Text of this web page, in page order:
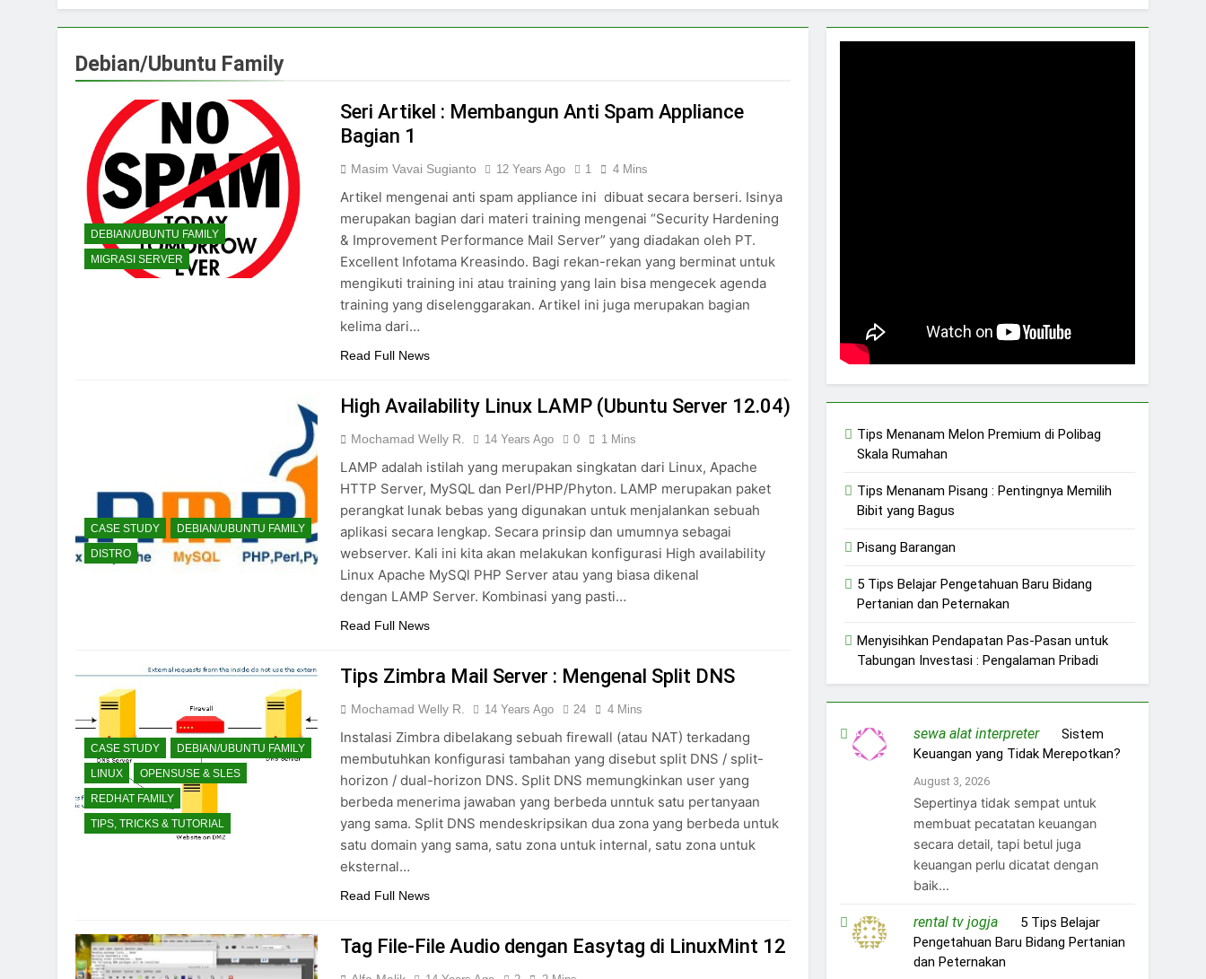
Debian/Ubuntu Family
DEBIAN/UBUNTU FAMILY
MIGRASI SERVER
Seri Artikel : Membangun Anti Spam Appliance
Bagian 1
Masim Vavai Sugianto 12 Years Ago 1 4 Mins
Artikel mengenai anti spam appliance ini dibuat secara berseri. Isinya
merupakan bagian dari materi training mengenai “Security Hardening
& Improvement Performance Mail Server” yang diadakan oleh PT.
Excellent Infotama Kreasindo. Bagi rekan-rekan yang berminat untuk
mengikuti training ini atau training yang lain bisa mengecek agenda
training yang diselenggarakan. Artikel ini juga merupakan bagian
kelima dari…
Read Full News
CASE STUDY
DEBIAN/UBUNTU FAMILY
DISTRO
High Availability Linux LAMP (Ubuntu Server 12.04)
Mochamad Welly R. 14 Years Ago 0 1 Mins
LAMP adalah istilah yang merupakan singkatan dari Linux, Apache
HTTP Server, MySQL dan Perl/PHP/Phyton. LAMP merupakan paket
perangkat lunak bebas yang digunakan untuk menjalankan sebuah
aplikasi secara lengkap. Secara prinsip dan umumnya sebagai
webserver. Kali ini kita akan melakukan konfigurasi High availability
Linux Apache MySQl PHP Server atau yang biasa dikenal
dengan LAMP Server. Kombinasi yang pasti…
Read Full News
CASE STUDY
DEBIAN/UBUNTU FAMILY
LINUX
OPENSUSE & SLES
REDHAT FAMILY
TIPS, TRICKS & TUTORIAL
Tips Zimbra Mail Server : Mengenal Split DNS
Mochamad Welly R. 14 Years Ago 24 4 Mins
Instalasi Zimbra dibelakang sebuah firewall (atau NAT) terkadang
membutuhkan konfigurasi tambahan yang disebut split DNS / split-
horizon / dual-horizon DNS. Split DNS memungkinkan user yang
berbeda menerima jawaban yang berbeda unntuk satu pertanyaan
yang sama. Split DNS mendeskripsikan dua zona yang berbeda untuk
satu domain yang sama, satu zona untuk internal, satu zona untuk
eksternal…
Read Full News
Tag File-File Audio dengan Easytag di LinuxMint 12
Tips Menanam Melon Premium di Polibag
Skala Rumahan
Tips Menanam Pisang : Pentingnya Memilih
Bibit yang Bagus
Pisang Barangan
5 Tips Belajar Pengetahuan Baru Bidang
Pertanian dan Peternakan
Menyisihkan Pendapatan Pas-Pasan untuk
Tabungan Investasi : Pengalaman Pribadi
sewa alat interpreteron Sistem
Keuangan yang Tidak Merepotkan?
August 3, 2026
Sepertinya tidak sempat untuk
membuat pecatatan keuangan
secara detail, tapi betul juga
keuangan perlu dicatat dengan
baik...
rental tv jogjaon 5 Tips Belajar
Pengetahuan Baru Bidang Pertanian
dan Peternakan